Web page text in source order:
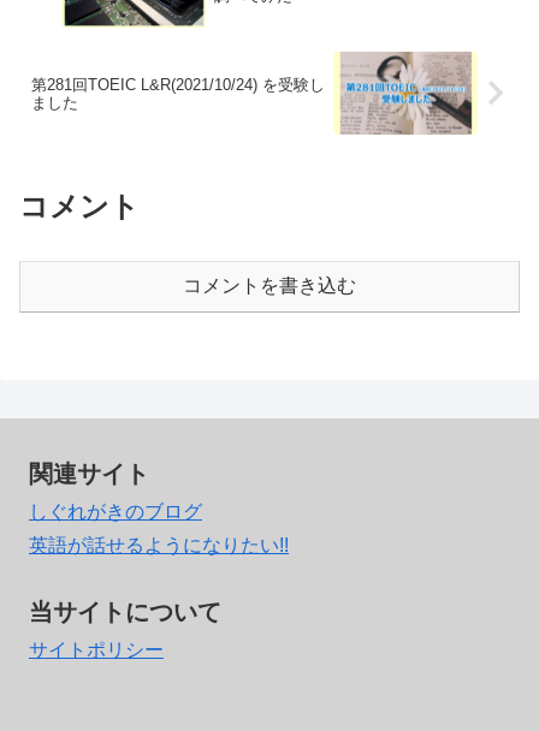
第281回TOEIC L&R(2021/10/24) を受験し
ました
コメント
コメントを書き込む
関連サイト
しぐれがきのブログ
英語が話せるようになりたい!!
当サイトについて
サイトポリシー